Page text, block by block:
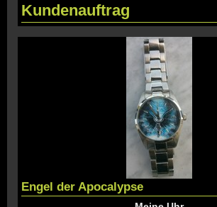
Kundenauftrag
Engel der Apocalypse